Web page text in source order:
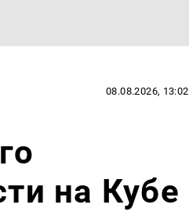
08.08.2026, 13:02
на Кубе